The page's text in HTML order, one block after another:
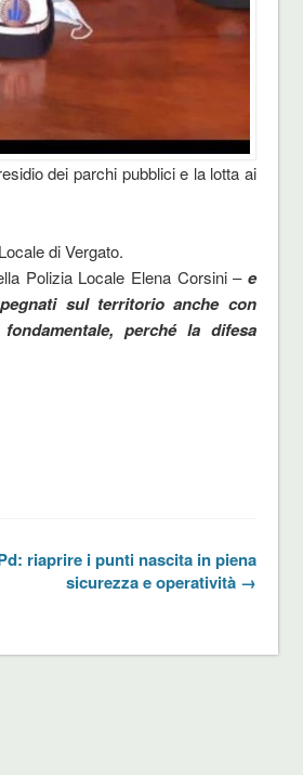
dei parchi pubblici e la lotta ai
di Vergato.
Polizia Locale Elena Corsini – e
sul territorio anche con
perché la difesa
riaprire i punti nascita in piena
sicurezza e operatività →